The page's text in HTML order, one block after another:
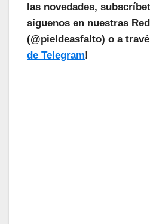
las novedades,
síguenos en nuestras
(@pieldeasfalto) o a
de Telegram!